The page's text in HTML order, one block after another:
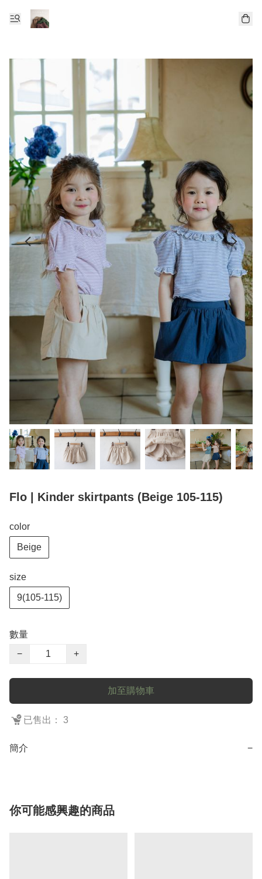
Flo | Kinder skirtpants (Beige 105-115)
color
Beige
size
9(105-115)
數量
−
+
加至購物車
已售出： 3
簡介 −
你可能感興趣的商品